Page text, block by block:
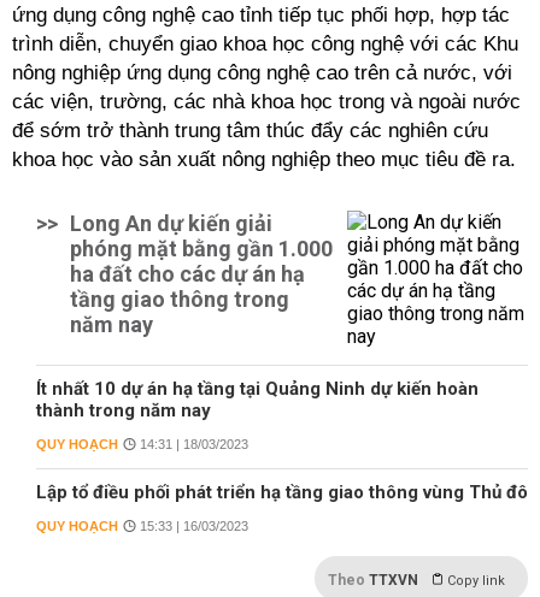
ứng dụng công nghệ cao tỉnh tiếp tục phối hợp, hợp tác
trình diễn, chuyển giao khoa học công nghệ với các Khu
nông nghiệp ứng dụng công nghệ cao trên cả nước, với
các viện, trường, các nhà khoa học trong và ngoài nước
để sớm trở thành trung tâm thúc đẩy các nghiên cứu
khoa học vào sản xuất nông nghiệp theo mục tiêu đề ra.
>> Long An dự kiến giải
phóng mặt bằng gần 1.000
ha đất cho các dự án hạ
tầng giao thông trong
năm nay
Ít nhất 10 dự án hạ tầng tại Quảng Ninh dự kiến hoàn
thành trong năm nay
QUY HOẠCH 14:31 | 18/03/2023
Lập tổ điều phối phát triển hạ tầng giao thông vùng Thủ đô
QUY HOẠCH 15:33 | 16/03/2023
Theo TTXVN Copy link